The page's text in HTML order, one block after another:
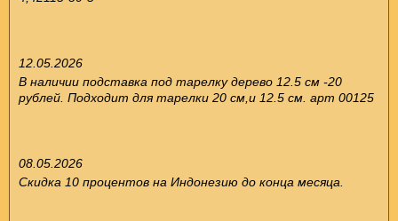
12.05.2026
В наличии подставка под тарелку дерево 12.5 см -20
рублей. Подходит для тарелки 20 см,и 12.5 см. арт 00125
08.05.2026
Скидка 10 процентов на Индонезию до конца месяца.